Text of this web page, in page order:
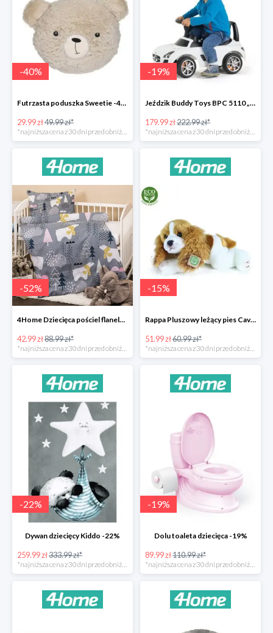
-40%
Futrzasta poduszka Sweetie -40%
29.99 zł49.99 zł*
*najniższa cena z 30 dni przed obniżką
-19%
Jeździk Buddy Toys BPC 5110 „Mercedes Benz SLS” -20%
179.99 zł222.99 zł*
*najniższa cena z 30 dni przed obniżką
-52%
4Home Dziecięca pościel flanelowa do łóżeczka Nordic Bear -52%
42.99 zł88.99 zł*
-15%
Rappa Pluszowy leżący pies Cavalier King Charles Spaniel -15%
51.99 zł60.99 zł*
-22%
Dywan dziecięcy Kiddo -22%
259.99 zł333.99 zł*
*najniższa cena z 30 dni przed obniżką
-19%
Dolu toaleta dziecięca -19%
89.99 zł110.99 zł*
*najniższa cena z 30 dni przed obniżką